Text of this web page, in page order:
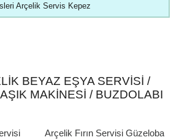
Arçelik Servis Kepez
BEYAZ EŞYA SERVISI /
MAKINESI / BUZDOLABI
Arçelik Fırın Servisi Güzeloba